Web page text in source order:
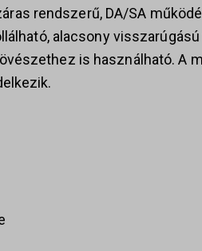
rendszerű, DA/SA
alacsony
is használható. A